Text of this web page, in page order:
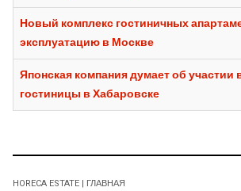
Новый комплекс гостиничных
эксплуатацию в Москве
Японская компания думает об участии
гостиницы в Хабаровске
HORECA ESTATE | ГЛАВНАЯ